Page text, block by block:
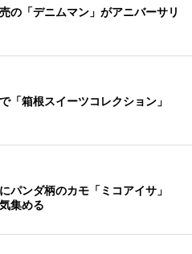
の「デニムマン」がアニバーサリ
「箱根スイーツコレクション」
パンダ柄のカモ「ミコアイサ」
集める